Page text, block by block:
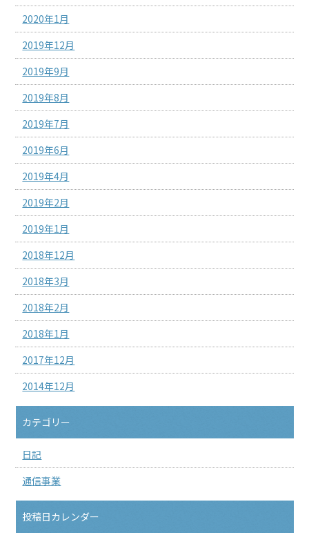
2020年1月
2019年12月
2019年9月
2019年8月
2019年7月
2019年6月
2019年4月
2019年2月
2019年1月
2018年12月
2018年3月
2018年2月
2018年1月
2017年12月
2014年12月
カテゴリー
日記
通信事業
投稿日カレンダー